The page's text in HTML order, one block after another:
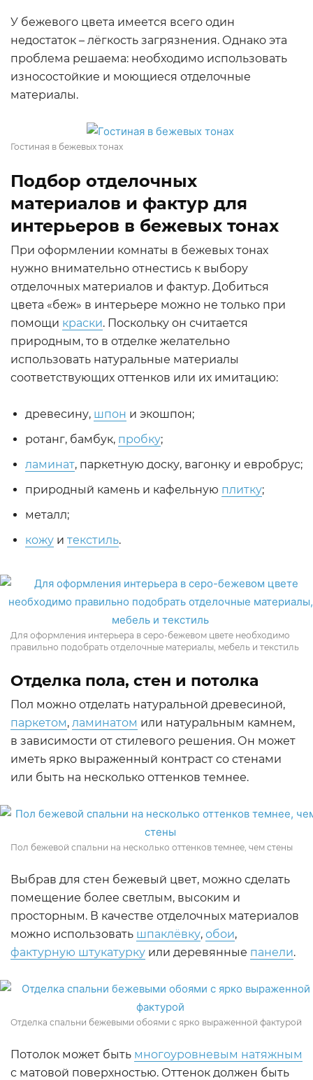
У бежевого цвета имеется всего один
недостаток – лёгкость загрязнения. Однако эта
проблема решаема: необходимо использовать
износостойкие и моющиеся отделочные
материалы.
Гостиная в бежевых тонах
Подбор отделочных
материалов и фактур для
интерьеров в бежевых тонах
При оформлении комнаты в бежевых тонах
нужно внимательно отнестись к выбору
отделочных материалов и фактур. Добиться
цвета «беж» в интерьере можно не только при
помощи краски. Поскольку он считается
природным, то в отделке желательно
использовать натуральные материалы
соответствующих оттенков или их имитацию:
древесину, шпон и экошпон;
ротанг, бамбук, пробку;
ламинат, паркетную доску, вагонку и евробрус;
природный камень и кафельную плитку;
металл;
кожу и текстиль.
Для оформления интерьера в серо-бежевом цвете необходимо
правильно подобрать отделочные материалы, мебель и текстиль
Отделка пола, стен и потолка
Пол можно отделать натуральной древесиной,
паркетом, ламинатом или натуральным камнем,
в зависимости от стилевого решения. Он может
иметь ярко выраженный контраст со стенами
или быть на несколько оттенков темнее.
Пол бежевой спальни на несколько оттенков темнее, чем стены
Выбрав для стен бежевый цвет, можно сделать
помещение более светлым, высоким и
просторным. В качестве отделочных материалов
можно использовать шпаклёвку, обои,
фактурную штукатурку или деревянные панели.
Отделка спальни бежевыми обоями с ярко выраженной фактурой
Потолок может быть многоуровневым натяжным
с матовой поверхностью. Оттенок должен быть